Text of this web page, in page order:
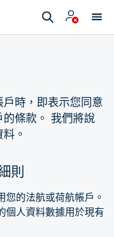
時，即表示您同意
條款。 我們將說
。
則
您的法航或荷航帳戶。
個人資料數據用於現有